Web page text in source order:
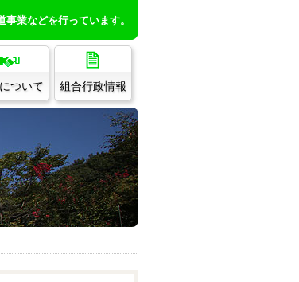
業などを行っています。
ついて 組合行政情報